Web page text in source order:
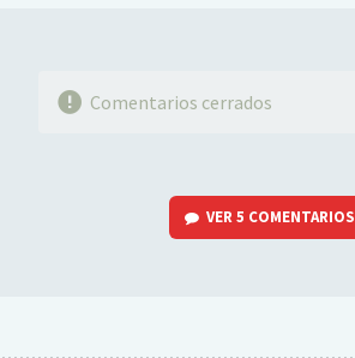
Comentarios cerrados
VER5 COMENTARIOS